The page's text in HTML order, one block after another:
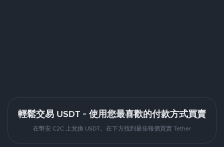
輕鬆交易 USDT - 使用您最喜歡的付款方式買賣
在幣安 C2C 上兌換 USDT。在下方找到最佳報價買賣 Tether